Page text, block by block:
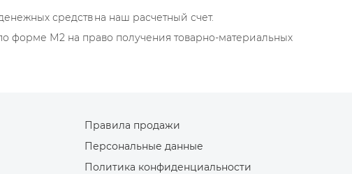
средств на наш расчетный счет.
форме М2 на право получения товарно-материальных
Правила продажи
Персональные данные
Политика конфиденциальности